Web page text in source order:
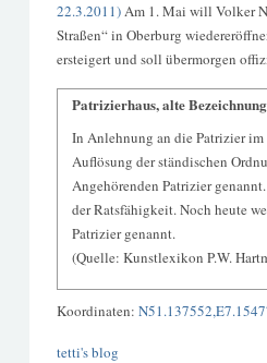
22.3.2011)Am 1. Mai will Volker
Straßen“ in Oberburg
ersteigert und soll übermorgen
Patrizierhaus, alte
In Anlehnung an die Patrizier
Auflösung der ständischen
Angehörenden Patrizier
der Ratsfähigkeit. Noch heute
Patrizier genannt.
(Quelle: Kunstlexikon P.W.
Koordinaten:
tetti's blog